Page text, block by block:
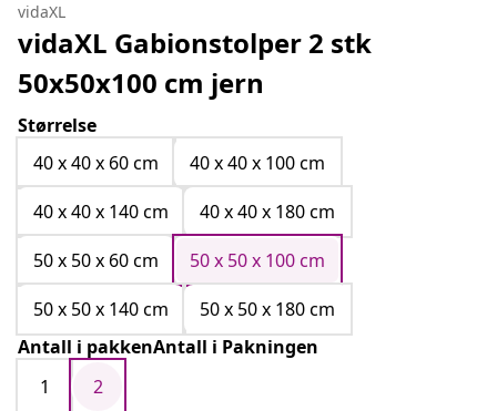
vidaXL
vidaXL Gabionstolper 2 stk
50x50x100 cm jern
Størrelse
40 x 40 x 60 cm
40 x 40 x 100 cm
40 x 40 x 140 cm
40 x 40 x 180 cm
50 x 50 x 60 cm
50 x 50 x 100 cm
50 x 50 x 140 cm
50 x 50 x 180 cm
Antall i pakkenAntall i Pakningen
1
2